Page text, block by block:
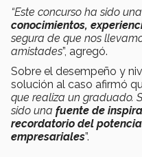
“Este concurso ha sido una
conocimientos,
segura de que nos
amistades”, agregó.
Sobre el desempeño y
solución al caso afirmó
que realiza un graduado.
sido una fuente de
recordatorio del
empresariales”.